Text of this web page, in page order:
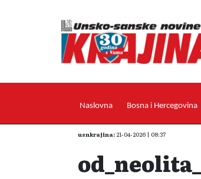
Naslovna Bosna i Hercegovina
usnkrajina: 21-04-2026 | 08:37